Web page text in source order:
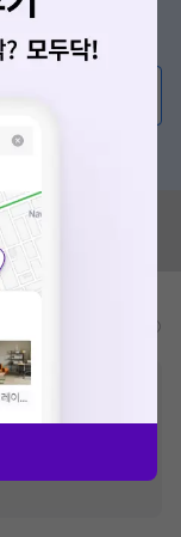
요?
보러가기
이할 수 있으니, 정확
있는 급여 진료 기준 가
원마다 금액이 다르게